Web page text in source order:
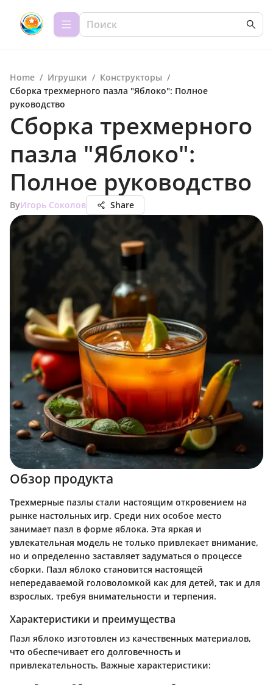
Home / Игрушки / Конструкторы /
Сборка трехмерного пазла "Яблоко": Полное
руководство
Сборка трехмерного
пазла "Яблоко":
Полное руководство
ByИгорь Соколов Share
Обзор продукта
Трехмерные пазлы стали настоящим откровением на
рынке настольных игр. Среди них особое место
занимает пазл в форме яблока. Эта яркая и
увлекательная модель не только привлекает внимание,
но и определенно заставляет задуматься о процессе
сборки. Пазл яблоко становится настоящей
непередаваемой головоломкой как для детей, так и для
взрослых, требуя внимательности и терпения.
Характеристики и преимущества
Пазл яблоко изготовлен из качественных материалов,
что обеспечивает его долговечность и
привлекательность. Важные характеристики: